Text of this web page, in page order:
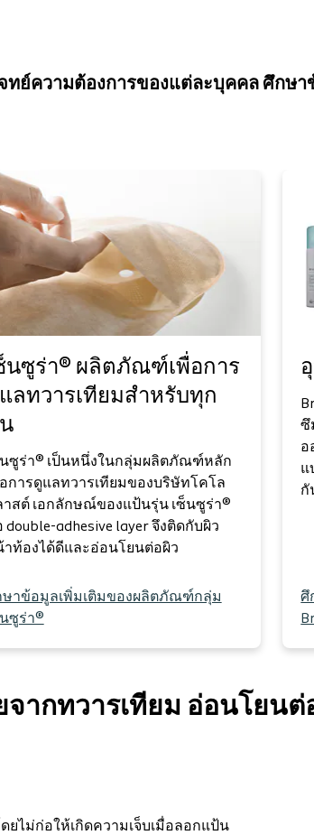
ย์ความต้องการของแต่ละบุคคล ศึกษา
นซูร่า® ผลิตภัณฑ์เพื่อการ
ลทวารเทียมสำหรับทุก
นซูร่า® เป็นหนึ่งในกลุ่มผลิตภัณฑ์หลัก
อการดูแลทวารเทียมของบริษัทโคโล
สต์ เอกลักษณ์ของแป้นรุ่น เซ็นซูร่า®
double-adhesive layer จึงติดกับผิว
ท้องได้ดีและอ่อนโยนต่อผิว
ษาข้อมูลเพิ่มเติมของผลิตภัณฑ์กลุ่ม
ซูร่า®
ซึ
อ
แ
กั
ศึ
จากทวารเทียม อ่อนโยน
ยไม่ก่อให้เกิดความเจ็บเมื่อลอกแป้น